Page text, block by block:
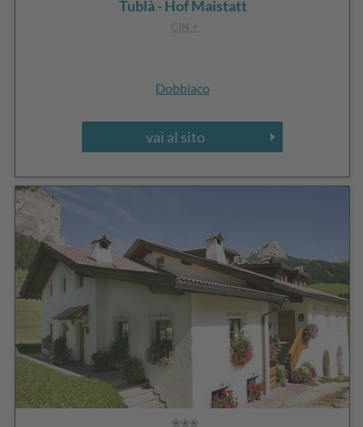
Tublà - Hof Maistatt
CIN +
Dobbiaco
vai al sito